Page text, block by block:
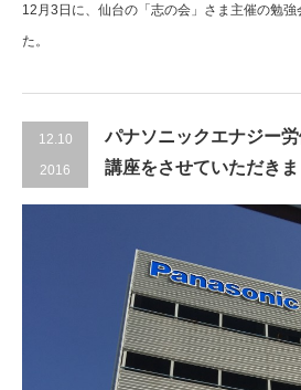
12月3日に、仙台の「志の会」さま主催の勉
た。
12.10
2016
パナソニックエナジー
講座をさせていただきま